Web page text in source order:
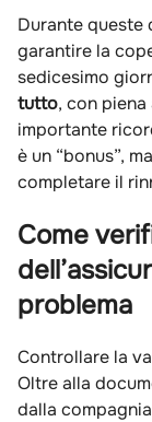
Durante queste
garantire la
sedicesimo
tutto, con
importante
è un “bonus”,
completare il
Come
problema
Controllare la
Oltre alla
dalla